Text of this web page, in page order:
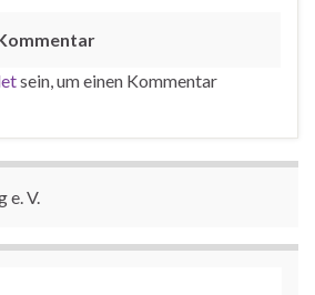
sein, um einen Kommentar